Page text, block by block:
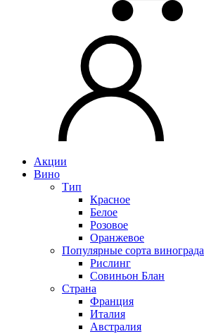
Акции
Вино
Тип
Красное
Белое
Розовое
Оранжевое
Популярные сорта винограда
Рислинг
Совиньон Блан
Страна
Франция
Италия
Австралия